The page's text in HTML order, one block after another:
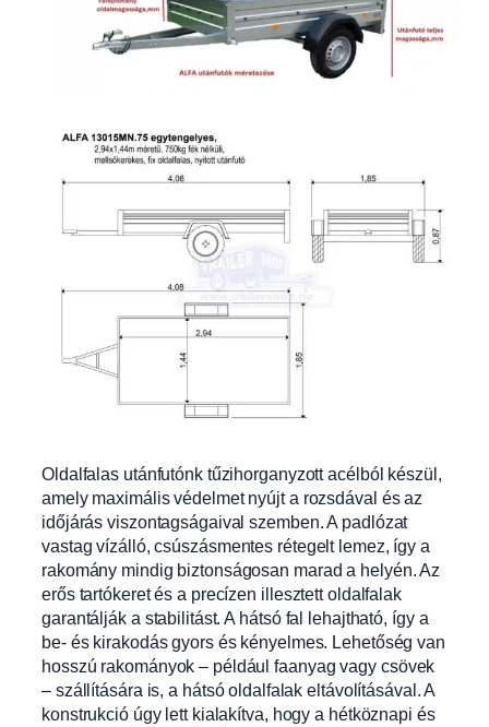
Oldalfalas utánfutónk tűzihorganyzott acélból készül,
amely maximális védelmet nyújt a rozsdával és az
időjárás viszontagságaival szemben. A padlózat
vastag vízálló, csúszásmentes rétegelt lemez, így a
rakomány mindig biztonságosan marad a helyén. Az
erős tartókeret és a precízen illesztett oldalfalak
garantálják a stabilitást. A hátsó fal lehajtható, így a
be- és kirakodás gyors és kényelmes. Lehetőség van
hosszú rakományok – például faanyag vagy csövek
– szállítására is, a hátsó oldalfalak eltávolításával. A
konstrukció úgy lett kialakítva, hogy a hétköznapi és